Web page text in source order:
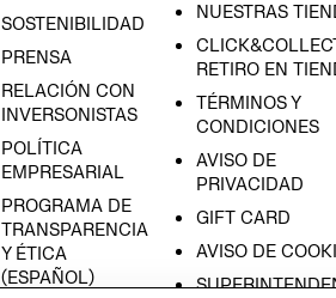
SOSTENIBILIDAD
PRENSA
RELACIÓN CON
INVERSONISTAS
POLÍTICA
EMPRESARIAL
PROGRAMA DE
TRANSPARENCIA
Y ÉTICA
(ESPAÑOL)
NUESTRAS
RETIRO EN
TÉRMINOS Y
CONDICIONES
AVISO DE
PRIVACIDAD
GIFT CARD
AVISO DE